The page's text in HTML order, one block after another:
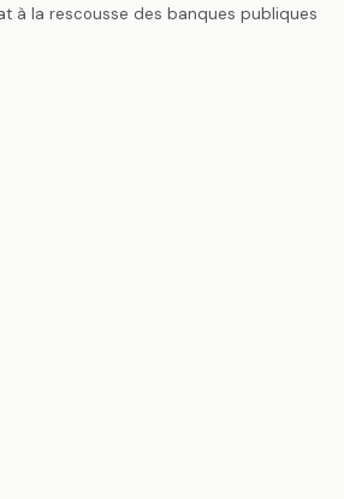
à la rescousse des banques publiques